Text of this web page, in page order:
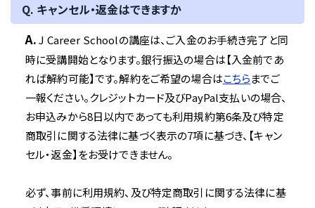
Q. キャンセル・返金はできますか
A.J Career Schoolの講座は、ご入金のお手続き完了と同
時に受講開始となります。銀行振込の場合は【入金前であ
れば解約可能】です。解約をご希望の場合はこちらまでご
一報ください。クレジットカード及びPayPal支払いの場合、
お申込みから8日以内であっても利用規約第6条及び特定
商取引に関する法律に基づく表示の7項に基づき、【キャン
セル・返金】をお受けできません。
必ず、事前に利用規約、及び特定商取引に関する法律に基